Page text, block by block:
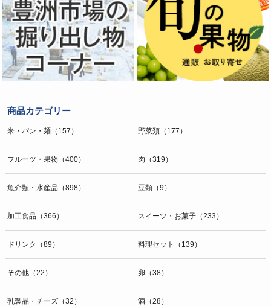
商品カテゴリー
米・パン・麺（157） 野菜類（177）
フルーツ・果物（400） 肉（319）
魚介類・水産品（898） 豆類（9）
加工食品（366） スイーツ・お菓子（233）
ドリンク（89） 料理セット（139）
その他（22） 卵（38）
乳製品・チーズ（32） 酒（28）